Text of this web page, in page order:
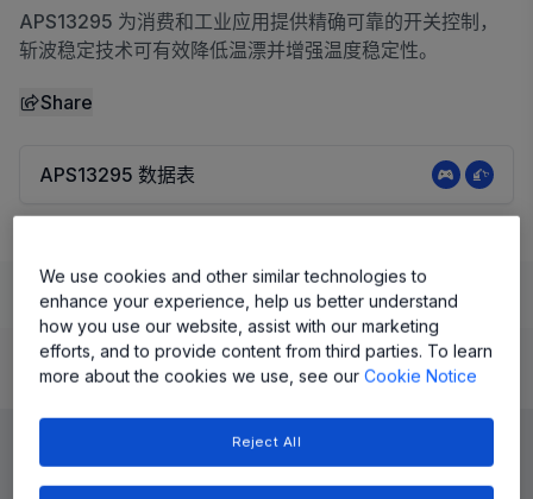
联系我们
APS13295 为消费和工业应用提供精确可靠的开关控制，
斩波稳定技术可有效降低温漂并增强温度稳定性。
Share
APS13295 数据表
LearnEvaluate and Design Documentation and Resources
Product Details
We use cookies and other similar technologies to
enhance your experience, help us better understand
how you use our website, assist with our marketing
efforts, and to provide content from third parties. To learn
more about the cookies we use, see ourCookie Notice
Reject All